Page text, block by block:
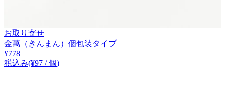
お取り寄せ
金萬（きんまん）個包装タイプ
¥778
税込み(¥97 / 個)